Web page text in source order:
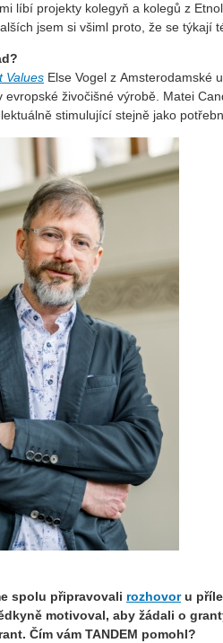
líbí projekty kolegyň a kolegů z
jsem si všiml proto, že se týkají
Values Else Vogel z Amsterodamské
evropské živočišné výrobě. Matei
stimulující stejně jako
spolu připravovali rozhovoru
motivoval, aby žádali o
Čím vám TANDEM pomohl?